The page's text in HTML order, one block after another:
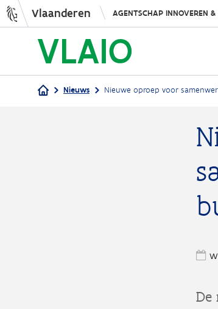
Vlaanderen AGENTSCHAP INNOVEREN &
Nieuws Nieuwe oproep voor
De